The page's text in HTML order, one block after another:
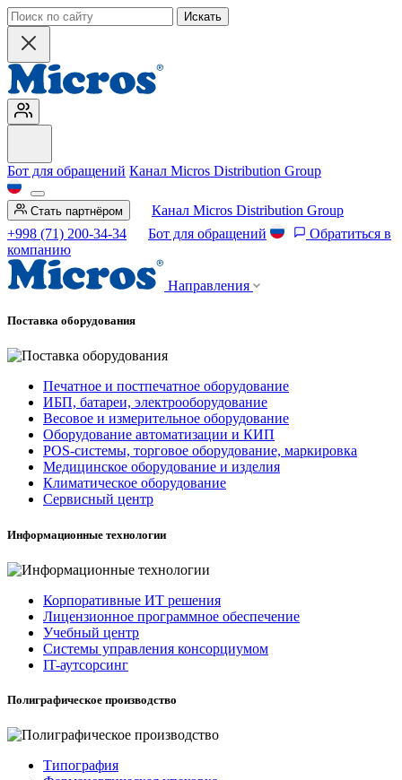
Искать
Бот для обращений Канал Micros Distribution Group
Стать партнёром
Канал Micros Distribution Group
+998 (71) 200-34-34
Бот для обращений
Обратиться в
компанию
Направления
Поставка оборудования
Печатное и постпечатное оборудование
ИБП, батареи, электрооборудование
Весовое и измерительное оборудование
Оборудование автоматизации и КИП
POS-системы, торговое оборудование, маркировка
Медицинское оборудование и изделия
Климатическое оборудование
Сервисный центр
Информационные технологии
Корпоративные ИТ решения
Лицензионное программное обеспечение
Учебный центр
Системы управления консорциумом
IT-аутсорсинг
Полиграфическое производство
Типография